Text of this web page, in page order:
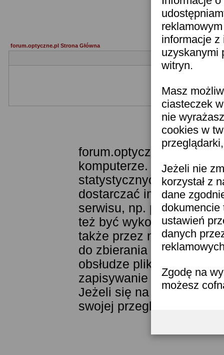
informacje z
uzyskanymi
witryn.
Masz
ciasteczek
nie
cookies w
Jeżeli nie
korzystał z
dane
dokumencie
ustawień
danych
Zgodę na
możesz
forum.optyczne.pl Strona Główna
Jeżeli nie jesteś
forum.optyczne.pl
komputerze.
statystycznych. Pozwala
dostarczać im
serwisu, np. poprzez
też być wykorzystywane
także przez narzędzie
do zbierania statystyk.
obsłudze plików cookies
zapisywanie ich w
Jeżeli się na to nie
swojej przeglądarki.